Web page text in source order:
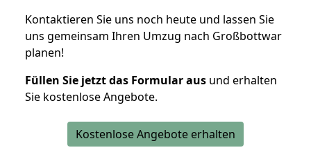
Kontaktieren Sie uns noch heute und lassen Sie
uns gemeinsam Ihren Umzug nach Großbottwar
planen!
Füllen Sie jetzt das Formular aus und erhalten
Sie kostenlose Angebote.
Kostenlose Angebote erhalten